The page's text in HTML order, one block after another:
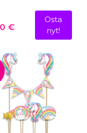
€
Osta
nyt!